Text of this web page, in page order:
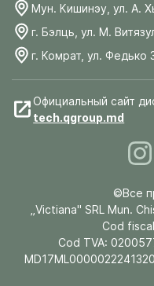
Мун. Кишинэу, ул. А.
г. Бэлць, ул. М.
г. Комрат, ул. Федько
Официальный сайт
tech.qgroup.md
©Все
„Victiana" SRL Mun.
Cod
Cod TVA: